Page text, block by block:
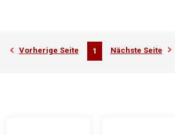
Vorherige Seite 1 Nächste Seite